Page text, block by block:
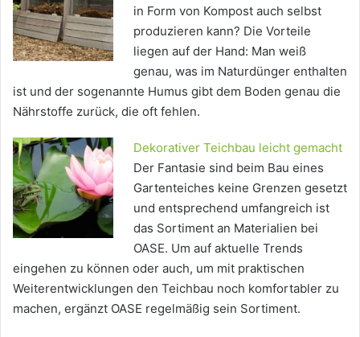
in Form von Kompost auch selbst
produzieren kann? Die Vorteile
liegen auf der Hand: Man weiß
genau, was im Naturdünger enthalten
ist und der sogenannte Humus gibt dem Boden genau die
Nährstoffe zurück, die oft fehlen.
Dekorativer Teichbau leicht gemacht
Der Fantasie sind beim Bau eines
Gartenteiches keine Grenzen gesetzt
und entsprechend umfangreich ist
das Sortiment an Materialien bei
OASE. Um auf aktuelle Trends
eingehen zu können oder auch, um mit praktischen
Weiterentwicklungen den Teichbau noch komfortabler zu
machen, ergänzt OASE regelmäßig sein Sortiment.